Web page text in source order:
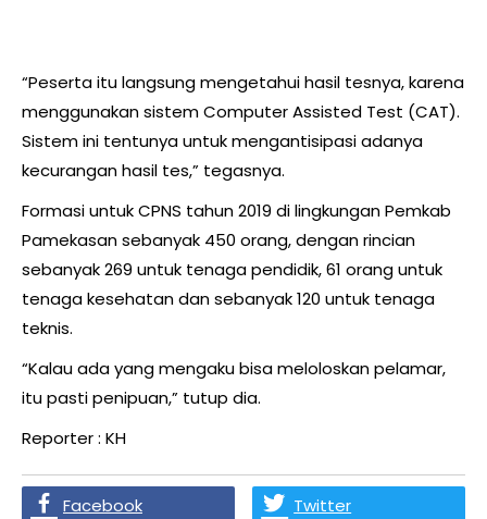
“Peserta itu langsung mengetahui hasil tesnya, karena
menggunakan sistem Computer Assisted Test (CAT).
Sistem ini tentunya untuk mengantisipasi adanya
kecurangan hasil tes,” tegasnya.
Formasi untuk CPNS tahun 2019 di lingkungan Pemkab
Pamekasan sebanyak 450 orang, dengan rincian
sebanyak 269 untuk tenaga pendidik, 61 orang untuk
tenaga kesehatan dan sebanyak 120 untuk tenaga
teknis.
“Kalau ada yang mengaku bisa meloloskan pelamar,
itu pasti penipuan,” tutup dia.
Reporter : KH
Facebook
Twitter